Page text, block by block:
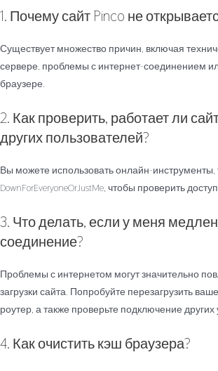
1. Почему сайт Pinco не
Существует множество причин, включая
сервере, проблемы с интернет-соединением
браузере.
2. Как проверить, работает ли
других пользователей?
Вы можете использовать онлайн-инструменты,
DownForEveryoneOrJustMe, чтобы проверить
3. Что делать, если у меня
соединение?
Проблемы с интернетом могут значительно
загрузки сайта. Попробуйте перезагрузить
роутер, а также проверьте подключение других
4. Как очистить кэш браузера?